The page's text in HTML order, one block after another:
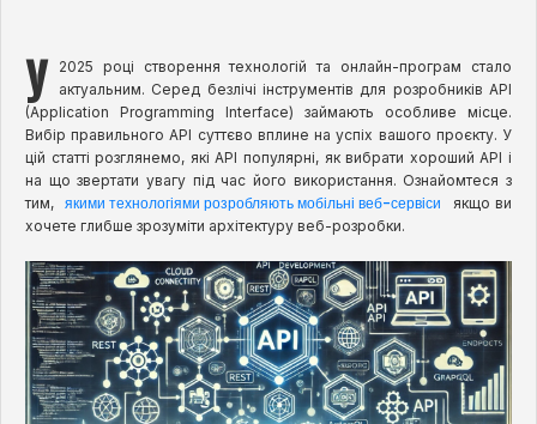
У
2025 році створення технологій та онлайн-програм стало
актуальним. Серед безлічі інструментів для розробників API
(Application Programming Interface) займають особливе місце.
Вибір правильного API суттєво вплине на успіх вашого проєкту. У
цій статті розглянемо, які API популярні, як вибрати хороший API і
на що звертати увагу під час його використання. Ознайомтеся з
тим,
якими технологіями розробляють мобільні веб-сервіси
якщо ви
хочете глибше зрозуміти архітектуру веб-розробки.